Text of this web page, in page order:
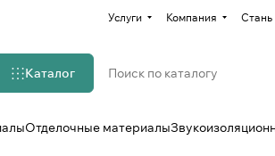
Услуги Компания
Каталог
Отделочные материалы